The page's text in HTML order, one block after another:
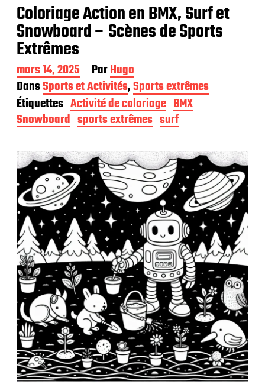
Coloriage Action en BMX, Surf et
Snowboard – Scènes de Sports
Extrêmes
D
a
t
e
d
e
u
b
i
c
a
t
i
o
n
mars 14, 2025 ParHugo
DansSports et Activités,Sports extrêmes
Étiquettes Activité de coloriage BMX
Snowboard sports extrêmes surf